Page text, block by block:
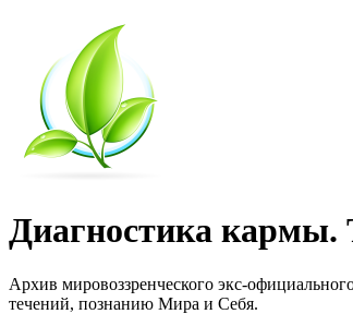
Диагностика кармы.
Архив мировоззренческого экс-
течений, познанию Мира и Себя.